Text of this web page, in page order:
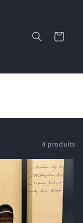
Panier
4 produits